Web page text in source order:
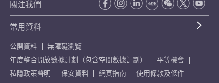
關注我們
常用資料
公開資料
無障礙瀏覽
年度整合開放數據計劃（包含空間數據計劃）
平等機會
私隱政策聲明
保安資料 網頁指南 使用條款及條件